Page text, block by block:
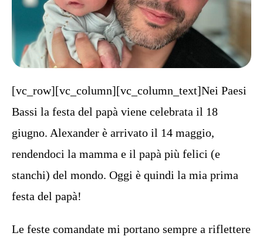
[vc_row][vc_column][vc_column_text]Nei Paesi
Bassi la festa del papà viene celebrata il 18
giugno. Alexander è arrivato il 14 maggio,
rendendoci la mamma e il papà più felici (e
stanchi) del mondo. Oggi è quindi la mia prima
festa del papà!
Le feste comandate mi portano sempre a riflettere